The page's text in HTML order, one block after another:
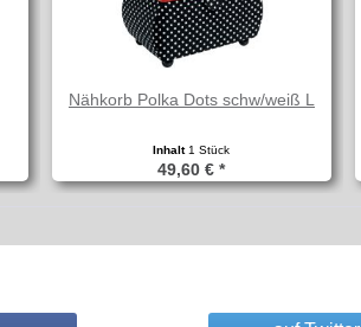
Nähkorb Polka Dots schw/weiß L
Inhalt 1 Stück
49,60 € *